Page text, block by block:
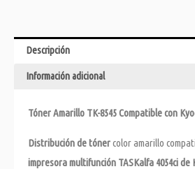
Descripción
Información adicional
Tóner Amarillo TK-8545 Compatible con
Distribución de tónercolor amarillo
impresora multifunción TASKalfa 4054ci de